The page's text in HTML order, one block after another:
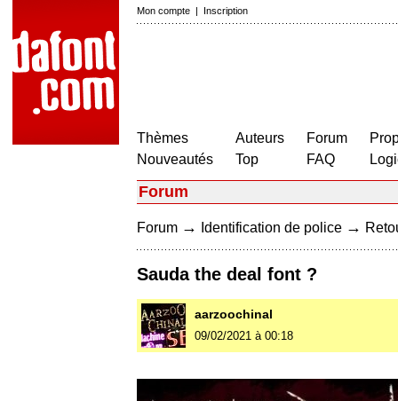
Mon compte | Inscription
Thèmes
Nouveautés
Auteurs
Top
Forum
FAQ
Forum
Forum → Identification de police →
Sauda the deal font ?
aarzoochinal
09/02/2021 à 00:18